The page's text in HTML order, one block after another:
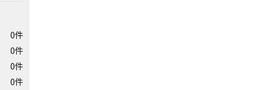
0件
0件
0件
0件